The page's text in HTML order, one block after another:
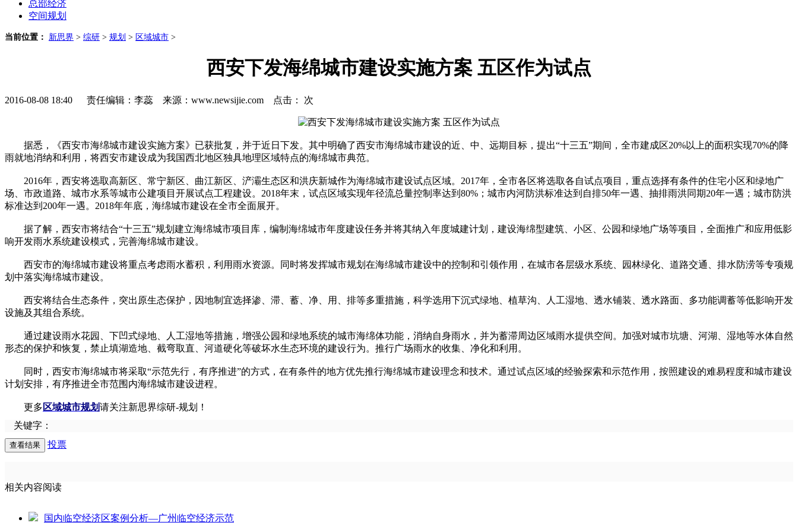
总部经济
空间规划
当前位置： 新思界 > 综研 > 规划 > 区域城市 >
西安下发海绵城市建设实施方案 五区作为试点
2016-08-08 18:40 责任编辑：李蕊 来源：www.newsijie.com 点击： 次
据悉，《西安市海绵城市建设实施方案》已获批复，并于近日下发。其中明确了西安市海绵城市建设的近、中、远期目标，提出“十三五”期间，全市建成区20%以上的面积实现70%的降
雨就地消纳和利用，将西安市建设成为我国西北地区独具地理区域特点的海绵城市典范。
2016年，西安将选取高新区、常宁新区、曲江新区、浐灞生态区和洪庆新城作为海绵城市建设试点区域。2017年，全市各区将选取各自试点项目，重点选择有条件的住宅小区和绿地广
场、市政道路、城市水系等城市公建项目开展试点工程建设。2018年末，试点区域实现年径流总量控制率达到80%；城市内河防洪标准达到自排50年一遇、抽排雨洪同期20年一遇；城市防洪
标准达到200年一遇。2018年年底，海绵城市建设在全市全面展开。
据了解，西安市将结合“十三五”规划建立海绵城市项目库，编制海绵城市年度建设任务并将其纳入年度城建计划，建设海绵型建筑、小区、公园和绿地广场等项目，全面推广和应用低影
响开发雨水系统建设模式，完善海绵城市建设。
西安市的海绵城市建设将重点考虑雨水蓄积，利用雨水资源。同时将发挥城市规划在海绵城市建设中的控制和引领作用，在城市各层级水系统、园林绿化、道路交通、排水防涝等专项规
划中落实海绵城市建设。
西安将结合生态条件，突出原生态保护，因地制宜选择渗、滞、蓄、净、用、排等多重措施，科学选用下沉式绿地、植草沟、人工湿地、透水铺装、透水路面、多功能调蓄等低影响开发
设施及其组合系统。
通过建设雨水花园、下凹式绿地、人工湿地等措施，增强公园和绿地系统的城市海绵体功能，消纳自身雨水，并为蓄滞周边区域雨水提供空间。加强对城市坑塘、河湖、湿地等水体自然
形态的保护和恢复，禁止填湖造地、截弯取直、河道硬化等破坏水生态环境的建设行为。推行广场雨水的收集、净化和利用。
同时，西安市海绵城市将采取“示范先行，有序推进”的方式，在有条件的地方优先推行海绵城市建设理念和技术。通过试点区域的经验探索和示范作用，按照建设的难易程度和城市建设
计划安排，有序推进全市范围内海绵城市建设进程。
更多 区域城市规划请关注新思界综研-规划！
关键字：
投票
相关内容阅读
国内临空经济区案例分析—广州临空经济示范